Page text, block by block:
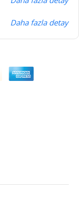
Daha fazla detay